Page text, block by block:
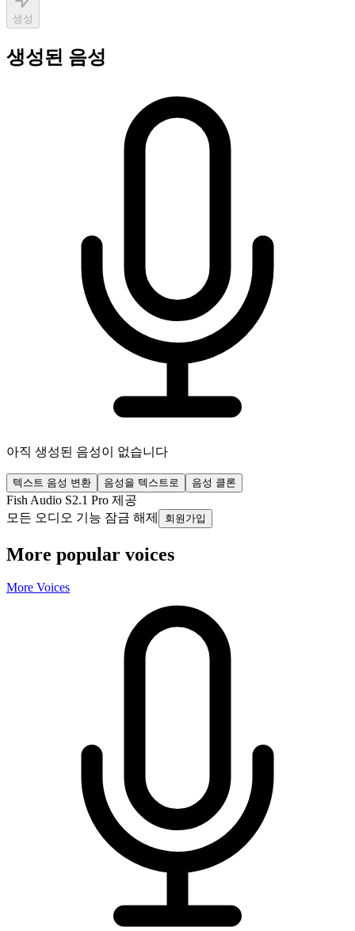
생성
생성된 음성
아직 생성된 음성이 없습니다
텍스트 음성 변환 음성을 텍스트로 음성 클론
Fish Audio S2.1 Pro 제공
모든 오디오 기능 잠금 해제
회원가입
More popular voices
More Voices